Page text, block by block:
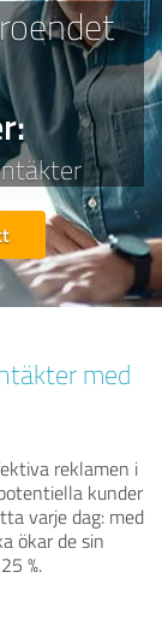
:
med
reklamen i
kunder
varje dag: med
ökar de sin
%.